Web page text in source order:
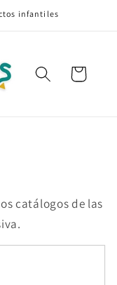
infantiles
Carrito
catálogos de las